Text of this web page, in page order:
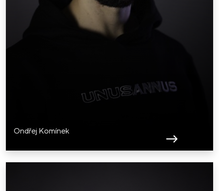
Ondřej Komínek